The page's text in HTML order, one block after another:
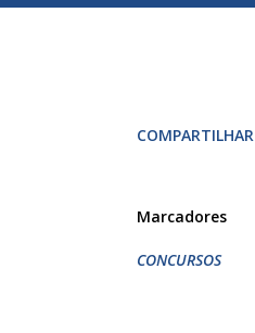
COMPARTILHAR
Marcadores
CONCURSOS